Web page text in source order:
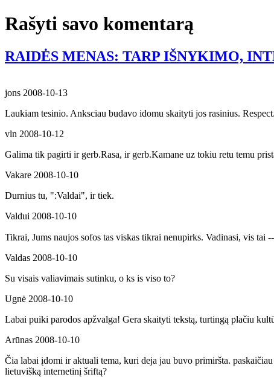
Rašyti savo komentarą
RAIDĖS MENAS: TARP IŠNYKIMO,
jons 2008-10-13
Laukiam tesinio. Anksciau budavo idomu skaityti jos rasinius. Respect.
vln 2008-10-12
Galima tik pagirti ir gerb.Rasa, ir gerb.Kamane uz tokiu retu temu
Vakare 2008-10-10
Durnius tu, ":Valdai", ir tiek.
Valdui 2008-10-10
Tikrai, Jums naujos sofos tas viskas tikrai nenupirks. Vadinasi, vis tai
Valdas 2008-10-10
Su visais valiavimais sutinku, o ks is viso to?
Ugnė 2008-10-10
Labai puiki parodos apžvalga! Gera skaityti tekstą, turtingą plačiu
Arūnas 2008-10-10
Čia labai įdomi ir aktuali tema, kuri deja jau buvo primiršta.
lietuvišką internetinį šriftą?